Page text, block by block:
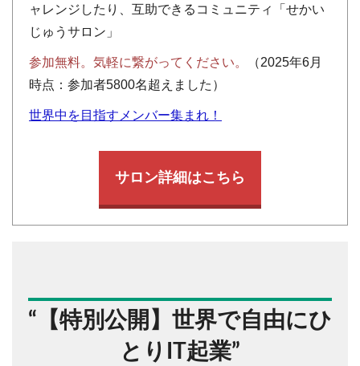
ャレンジしたり、互助できるコミュニティ「せかい
じゅうサロン」
参加無料。気軽に繋がってください。
（2025年6月
時点：参加者5800名超えました）
世界中を目指すメンバー集まれ！
サロン詳細はこちら
“ 【特別公開】世界で自由にひ
とりIT起業”